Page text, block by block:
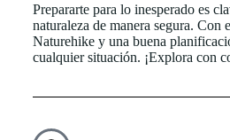
Prepararte para lo inesperado es
naturaleza de manera segura. Con
Naturehike y una buena
cualquier situación. ¡Explora con